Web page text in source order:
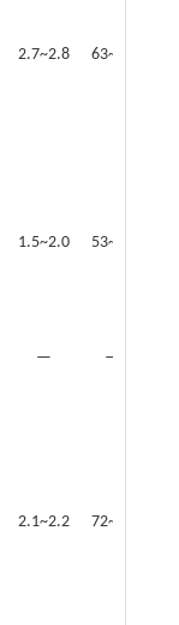
2.7~2.8 63~78
1.5~2.0 53~62
— —
2.1~2.2 72~80